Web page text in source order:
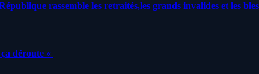
rassemble les retraités,les grands invalides et les
déroute «